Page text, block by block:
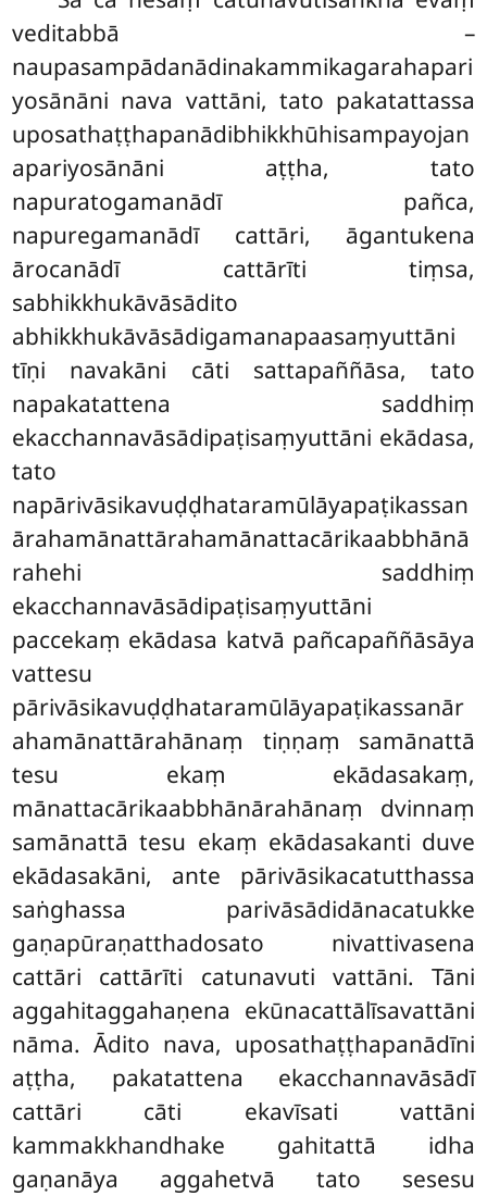
veditabbā –
naupasampādanādinakammikagarahapari
yosānāni nava vattāni, tato pakatattassa
uposathaṭṭhapanādibhikkhūhisampayojan
apariyosānāni aṭṭha, tato
napuratogamanādī pañca,
napuregamanādī cattāri, āgantukena
ārocanādī cattārīti tiṃsa,
sabhikkhukāvāsādito
abhikkhukāvāsādigamanapaasaṃyuttāni
tīṇi navakāni cāti sattapaññāsa, tato
napakatattena saddhiṃ
ekacchannavāsādipaṭisaṃyuttāni ekādasa,
tato
napārivāsikavuḍḍhataramūlāyapaṭikassan
ārahamānattārahamānattacārikaabbhānā
rahehi saddhiṃ
ekacchannavāsādipaṭisaṃyuttāni
paccekaṃ ekādasa katvā pañcapaññāsāya
vattesu
pārivāsikavuḍḍhataramūlāyapaṭikassanār
ahamānattārahānaṃ tiṇṇaṃ samānattā
tesu ekaṃ ekādasakaṃ,
mānattacārikaabbhānārahānaṃ dvinnaṃ
samānattā tesu ekaṃ ekādasakanti duve
ekādasakāni, ante pārivāsikacatutthassa
saṅghassa parivāsādidānacatukke
gaṇapūraṇatthadosato nivattivasena
cattāri cattārīti catunavuti vattāni. Tāni
aggahitaggahaṇena ekūnacattālīsavattāni
nāma. Ādito nava, uposathaṭṭhapanādīni
aṭṭha, pakatattena ekacchannavāsādī
cattāri cāti ekavīsati vattāni
kammakkhandhake gahitattā idha
gaṇanāya aggahetvā tato sesesu